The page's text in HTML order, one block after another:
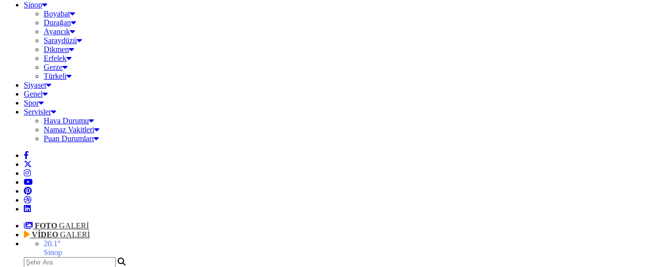
Sinop
Boyabat
Durağan
Ayancık
Saraydüzü
Dikmen
Erfelek
Gerze
Türkeli
Siyaset
Genel
Spor
Servisler
Hava Durumu
Namaz Vakitleri
Puan Durumları
FOTO GALERİ
VİDEO GALERİ
20.1 °
Sinop